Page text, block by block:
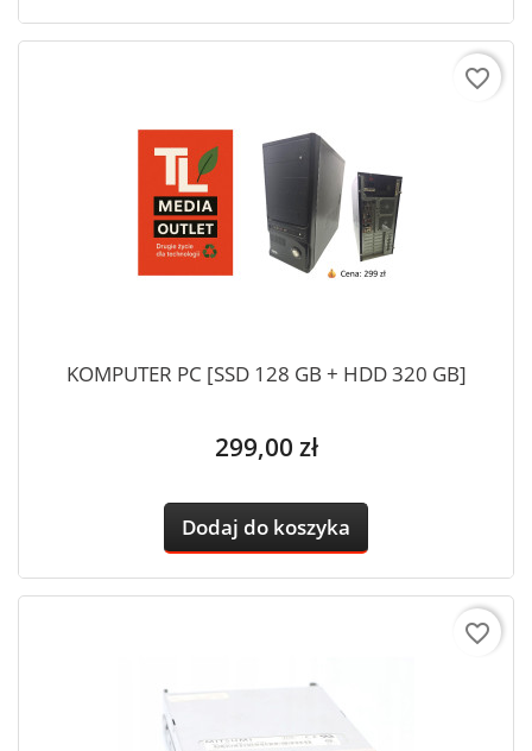
KOMPUTER PC [SSD 128 GB + HDD 320 GB]
Cena
299,00 zł
Dodaj do koszyka
favorite_border
favorite_border